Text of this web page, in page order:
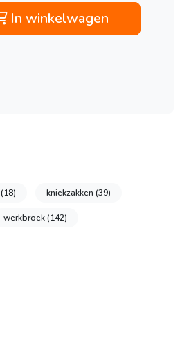
In winkelwagen
(18) kniekzakken (39)
werkbroek(142)